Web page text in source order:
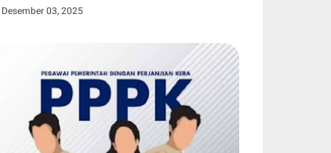
Desember 03, 2025